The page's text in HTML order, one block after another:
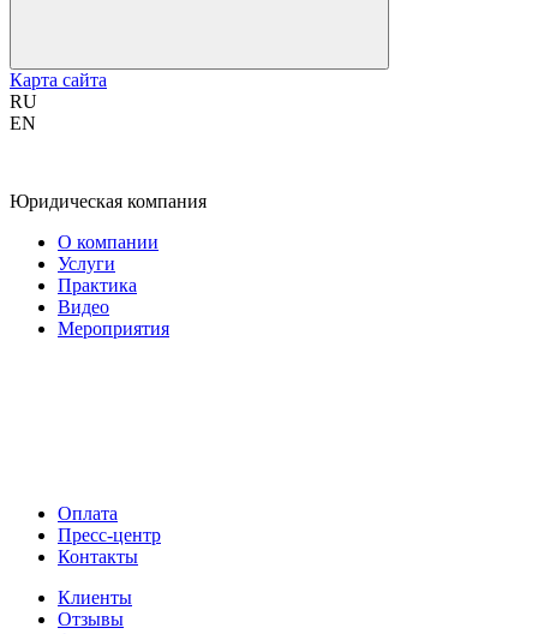
Карта сайта
RU
EN
Юридическая компания
О компании
Услуги
Практика
Видео
Мероприятия
Оплата
Пресс-центр
Контакты
Клиенты
Отзывы